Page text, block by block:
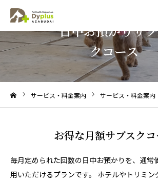
日中お預かりサ
クコース
サービス・料金案内 サービス・料金案内
お得な月額サブスクコ
毎月定められた回数の日中お預かりを、通常
用いただけるプランです。 ホテルやトリミン
見学予約
友だち追加
日中お預かりの1日の流れ